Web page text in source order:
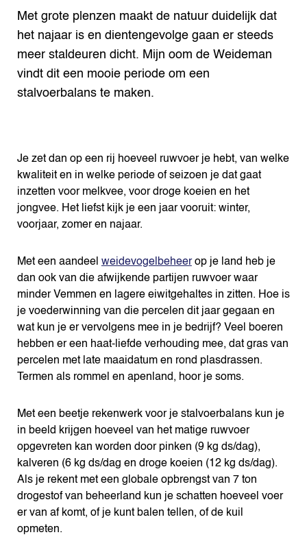
Met grote plenzen maakt de natuur duidelijk dat
het najaar is en dientengevolge gaan er steeds
meer staldeuren dicht. Mijn oom de Weideman
vindt dit een mooie periode om een
stalvoerbalans te maken.
Je zet dan op een rij hoeveel ruwvoer je hebt, van welke
kwaliteit en in welke periode of seizoen je dat gaat
inzetten voor melkvee, voor droge koeien en het
jongvee. Het liefst kijk je een jaar vooruit: winter,
voorjaar, zomer en najaar.
Met een aandeel weidevogelbeheerop je land heb je
dan ook van die afwijkende partijen ruwvoer waar
minder Vemmen en lagere eiwitgehaltes in zitten. Hoe is
je voederwinning van die percelen dit jaar gegaan en
wat kun je er vervolgens mee in je bedrijf? Veel boeren
hebben er een haat-liefde verhouding mee, dat gras van
percelen met late maaidatum en rond plasdrassen.
Termen als rommel en apenland, hoor je soms.
Met een beetje rekenwerk voor je stalvoerbalans kun je
in beeld krijgen hoeveel van het matige ruwvoer
opgevreten kan worden door pinken (9 kg ds/dag),
kalveren (6 kg ds/dag en droge koeien (12 kg ds/dag).
Als je rekent met een globale opbrengst van 7 ton
drogestof van beheerland kun je schatten hoeveel voer
er van af komt, of je kunt balen tellen, of de kuil
opmeten.